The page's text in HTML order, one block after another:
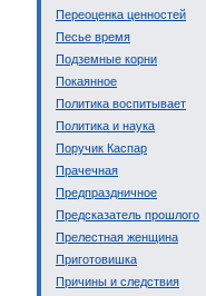
Переоценка ценностей
Песье время
Подземные корни
Покаянное
Политика воспитывает
Политика и наука
Поручик Каспар
Прачечная
Предпраздничное
Предсказатель прошлого
Прелестная женщина
Приготовишка
Причины и следствия